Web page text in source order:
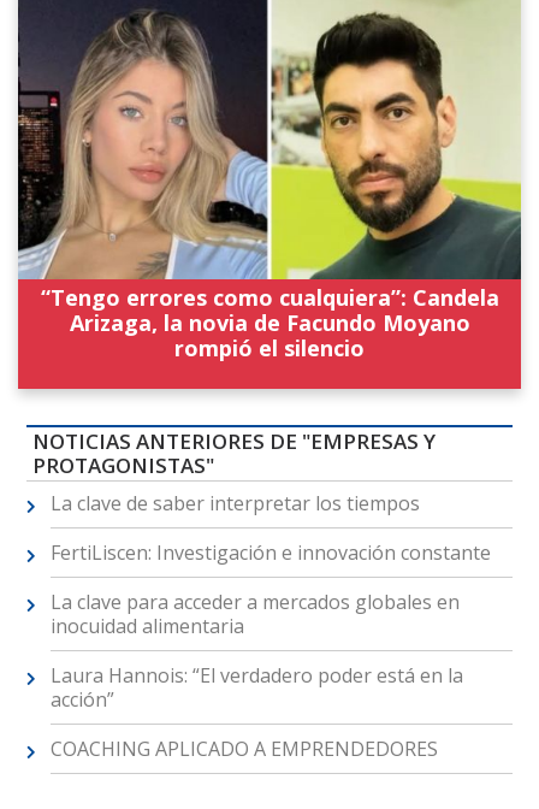
“Tengo errores como cualquiera”: Candela
Arizaga, la novia de Facundo Moyano
rompió el silencio
NOTICIAS ANTERIORES DE "EMPRESAS Y
PROTAGONISTAS"
La clave de saber interpretar los tiempos
FertiLiscen: Investigación e innovación constante
La clave para acceder a mercados globales en
inocuidad alimentaria
Laura Hannois: “El verdadero poder está en la
acción”
COACHING APLICADO A EMPRENDEDORES